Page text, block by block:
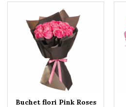
Buchet flori Pink Roses